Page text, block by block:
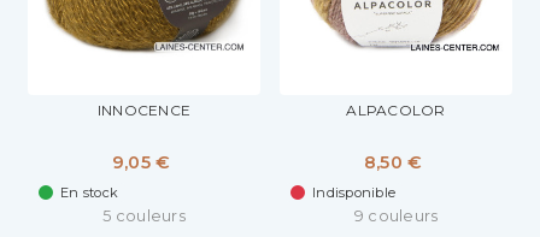
INNOCENCE
9,05 €
En stock
5 couleurs
ALPACOLOR
8,50 €
Indisponible
9 couleurs